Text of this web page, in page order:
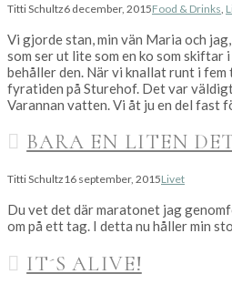
Titti Schultz6 december, 2015Food & Drinks
Vi gjorde stan, min vän Maria och
som ser ut lite som en ko som
behåller den. När vi knallat runt i
fyratiden på Sturehof. Det var
Varannan vatten. Vi åt ju en del fast
BARA EN LITEN
Titti Schultz16 september, 2015Livet
Du vet det där maratonet jag
om på ett tag. I detta nu håller min
IT´S ALIVE!